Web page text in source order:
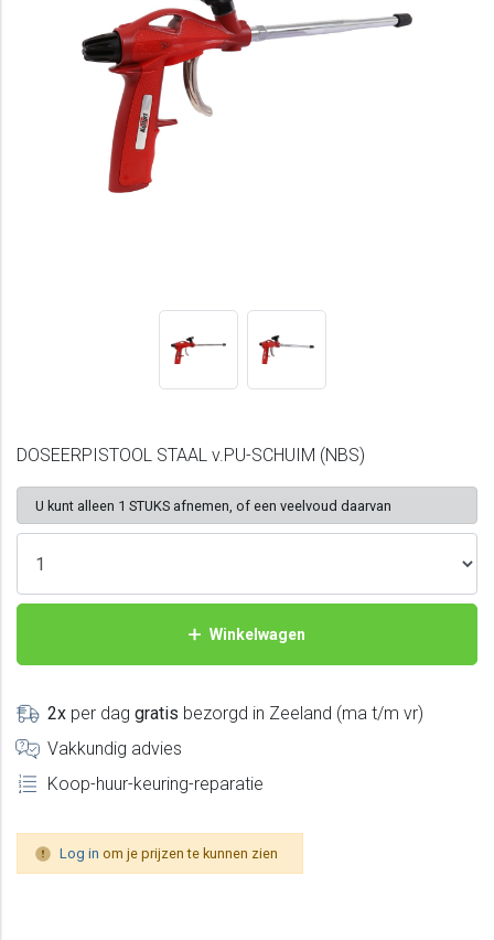
DOSEERPISTOOL STAAL v.PU-SCHUIM (NBS)
U kunt alleen 1 STUKS afnemen, of een veelvoud daarvan
Winkelwagen
2x per dag gratis bezorgd in Zeeland (ma t/m vr)
Vakkundig advies
Koop-huur-keuring-reparatie
Log in om je prijzen te kunnen zien